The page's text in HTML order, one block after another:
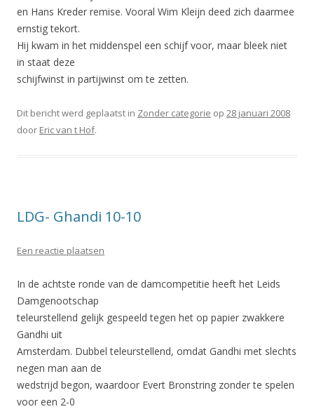
en Hans Kreder remise. Vooral Wim Kleijn deed zich daarmee
ernstig tekort.
Hij kwam in het middenspel een schijf voor, maar bleek niet
in staat deze
schijfwinst in partijwinst om te zetten.
Dit bericht werd geplaatst in Zonder categorie op 28 januari 2008
door Eric van t Hof.
LDG- Ghandi 10-10
Een reactie plaatsen
In de achtste ronde van de damcompetitie heeft het Leids
Damgenootschap
teleurstellend gelijk gespeeld tegen het op papier zwakkere
Gandhi uit
Amsterdam. Dubbel teleurstellend, omdat Gandhi met slechts
negen man aan de
wedstrijd begon, waardoor Evert Bronstring zonder te spelen
voor een 2-0